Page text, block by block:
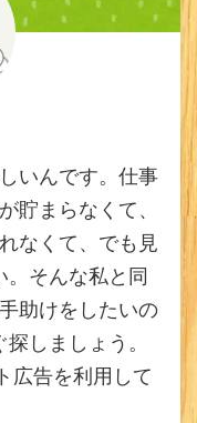
いんです。仕事
貯まらなくて、
なくて、でも見
そんな私と同
助けをしたいの
しましょう。
広告を利用して